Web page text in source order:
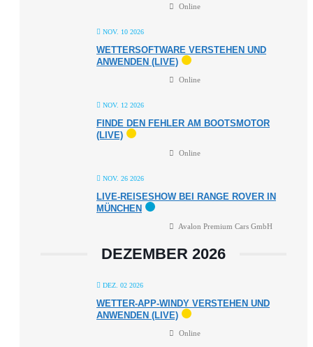
Online
NOV. 10 2026
WETTERSOFTWARE VERSTEHEN UND
ANWENDEN (LIVE)
Online
NOV. 12 2026
FINDE DEN FEHLER AM BOOTSMOTOR
(LIVE)
Online
NOV. 26 2026
LIVE-REISESHOW BEI RANGE ROVER IN
MÜNCHEN
Avalon Premium Cars GmbH
DEZEMBER 2026
DEZ. 02 2026
WETTER-APP-WINDY VERSTEHEN UND
ANWENDEN (LIVE)
Online